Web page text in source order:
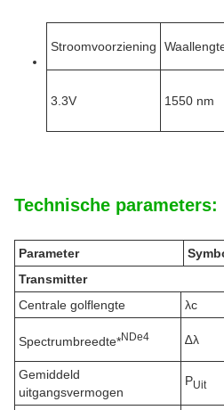
Stroomvoorziening
3.3V 1550 nm
Technische parameters:
Parameter
Transmitter
Centrale golflengte
λc
Spectrumbreedte*NDe4 ∆λ
Gemiddeld
uitgangsvermogen
PUit